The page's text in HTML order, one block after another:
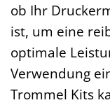
ob Ihr
ist, um eine
optimale
Verwendung
Trommel Kits